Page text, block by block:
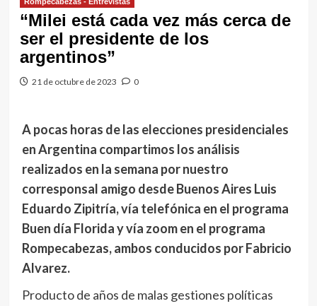
“Milei está cada vez más cerca de
ser el presidente de los
argentinos”
21 de octubre de 2023 0
A pocas horas de las elecciones presidenciales
en Argentina compartimos los análisis
realizados en la semana por nuestro
corresponsal amigo desde Buenos Aires Luis
Eduardo Zipitría, vía telefónica en el programa
Buen día Florida y vía zoom en el programa
Rompecabezas, ambos conducidos por Fabricio
Alvarez.
Producto de años de malas gestiones políticas